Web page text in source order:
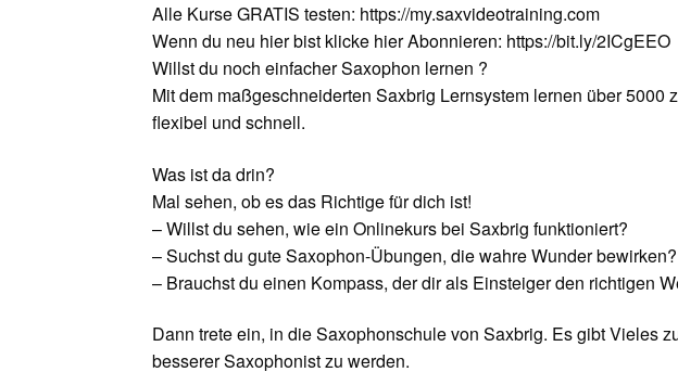
Alle Kurse GRATIS testen: https://my.saxvideotraining.com
Wenn du neu hier bist klicke hier Abonnieren: https://bit.ly/2ICgEEO
Willst du noch einfacher Saxophon lernen ?
Mit dem maßgeschneiderten Saxbrig Lernsystem lernen über 5000
flexibel und schnell.
Was ist da drin?
Mal sehen, ob es das Richtige für dich ist!
– Willst du sehen, wie ein Onlinekurs bei Saxbrig funktioniert?
– Suchst du gute Saxophon-Übungen, die wahre Wunder bewirken?
– Brauchst du einen Kompass, der dir als Einsteiger den richtigen
Dann trete ein, in die Saxophonschule von Saxbrig. Es gibt Vieles
besserer Saxophonist zu werden.